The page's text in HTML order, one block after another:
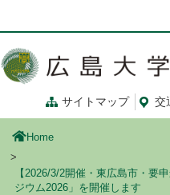
コ
ン
移
サイトマップ 交
Home
【2026/3/2開催・東広島市・要
ジウム2026」を開催します